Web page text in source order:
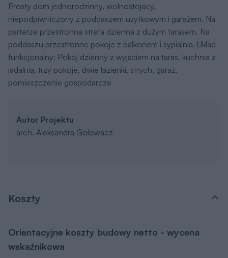
Prosty dom jednorodzinny, wolnostojący,
niepodpiwniczony z poddaszem użytkowym i garażem. Na
parterze przestronna strefa dzienna z dużym tarasem. Na
poddaszu przestronne pokoje z balkonem i sypialnia. Układ
funkcjonalny: Pokój dzienny z wyjściem na taras, kuchnia z
jadalnią, trzy pokoje, dwie łazienki, strych, garaż,
pomieszczenie gospodarcze
Autor Projektu
arch. Aleksandra Gołowacz
Koszty
Orientacyjne koszty budowy netto - wycena
wskaźnikowa